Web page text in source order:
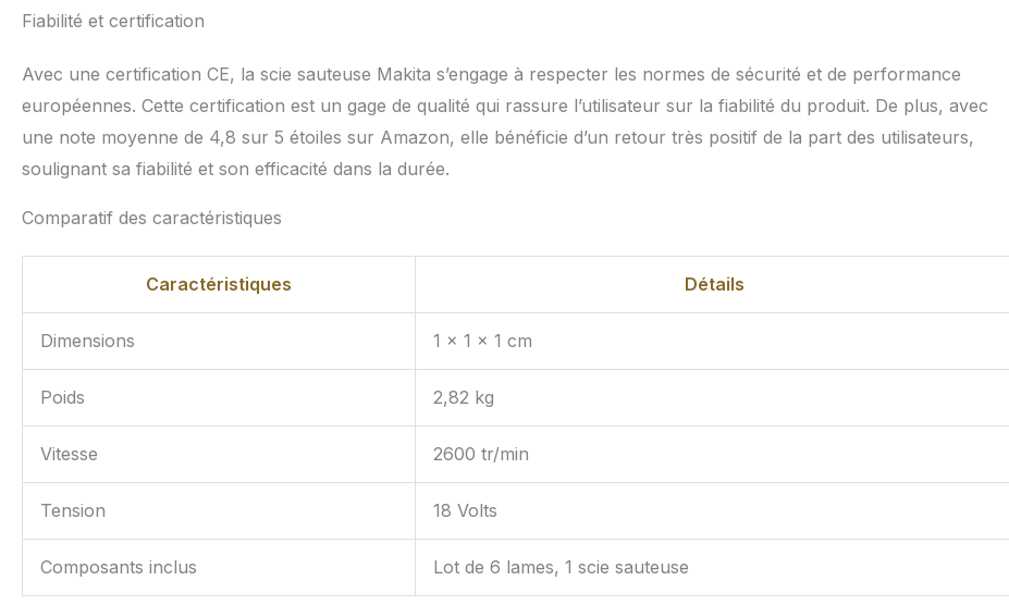
Fiabilité et certification
Avec une certification CE, la scie sauteuse Makita s’engage à respecter les normes de sécurité et de performance
européennes. Cette certification est un gage de qualité qui rassure l’utilisateur sur la fiabilité du produit. De plus, avec
une note moyenne de 4,8 sur 5 étoiles sur Amazon, elle bénéficie d’un retour très positif de la part des utilisateurs,
soulignant sa fiabilité et son efficacité dans la durée.
Comparatif des caractéristiques
Caractéristiques Détails
Dimensions 1 x 1 x 1 cm
Poids 2,82 kg
Vitesse 2600 tr/min
Tension 18 Volts
Composants inclus Lot de 6 lames, 1 scie sauteuse